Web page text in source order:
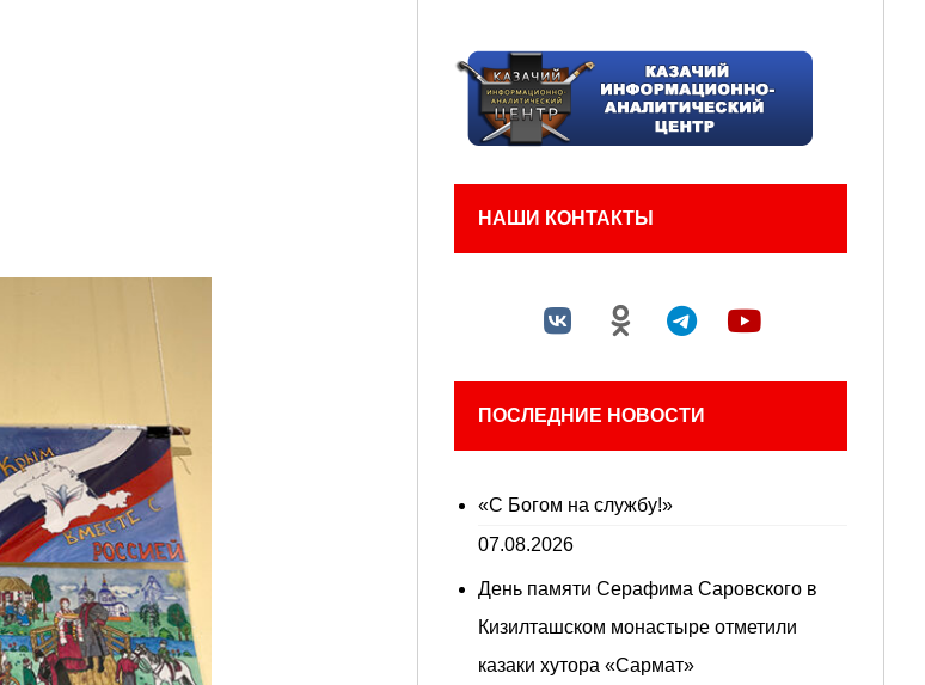
НАШИ КОНТАКТЫ
ПОСЛЕДНИЕ НОВОСТИ
«С Богом на службу!»
07.08.2026
День памяти Серафима Саровского в
Кизилташском монастыре отметили
казаки хутора «Сармат»